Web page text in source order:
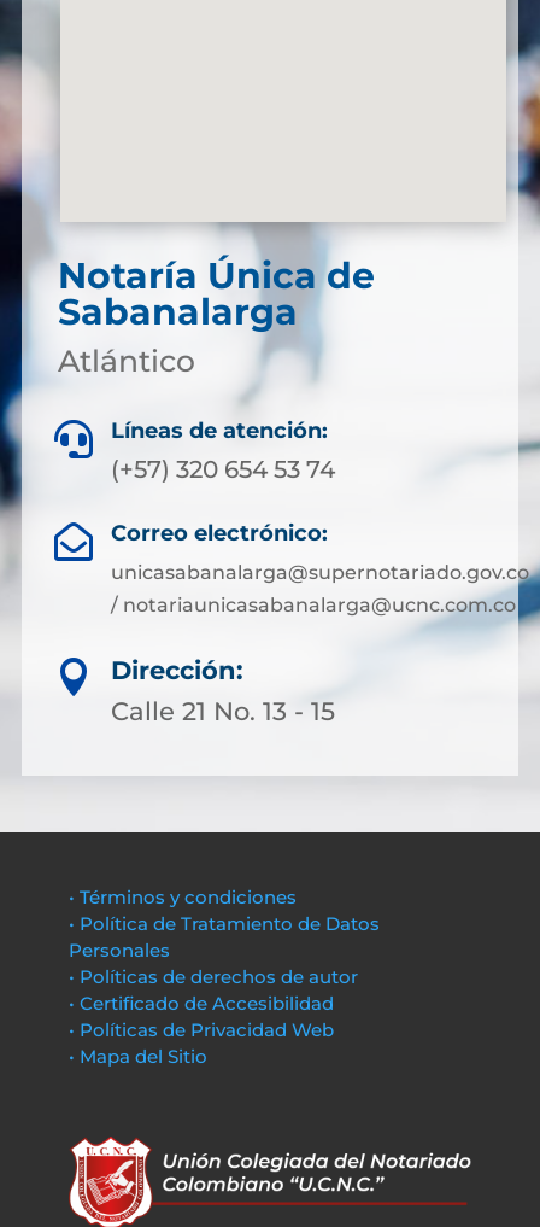
Notaría Única de
Sabanalarga
Atlántico
 Líneas de atención:
(+57) 320 654 53 74
 Correo electrónico:
unicasabanalarga@supernotariado.gov.co
/ notariaunicasabanalarga@ucnc.com.co

Dirección:
Calle 21 No. 13 - 15
• Términos y condiciones
• Política de Tratamiento de Datos
Personales
• Políticas de derechos de autor
• Certificado de Accesibilidad
• Políticas de Privacidad Web
• Mapa del Sitio